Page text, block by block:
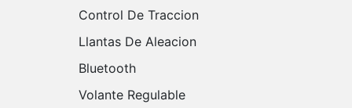
Control De Traccion
Llantas De Aleacion
Bluetooth
Volante Regulable